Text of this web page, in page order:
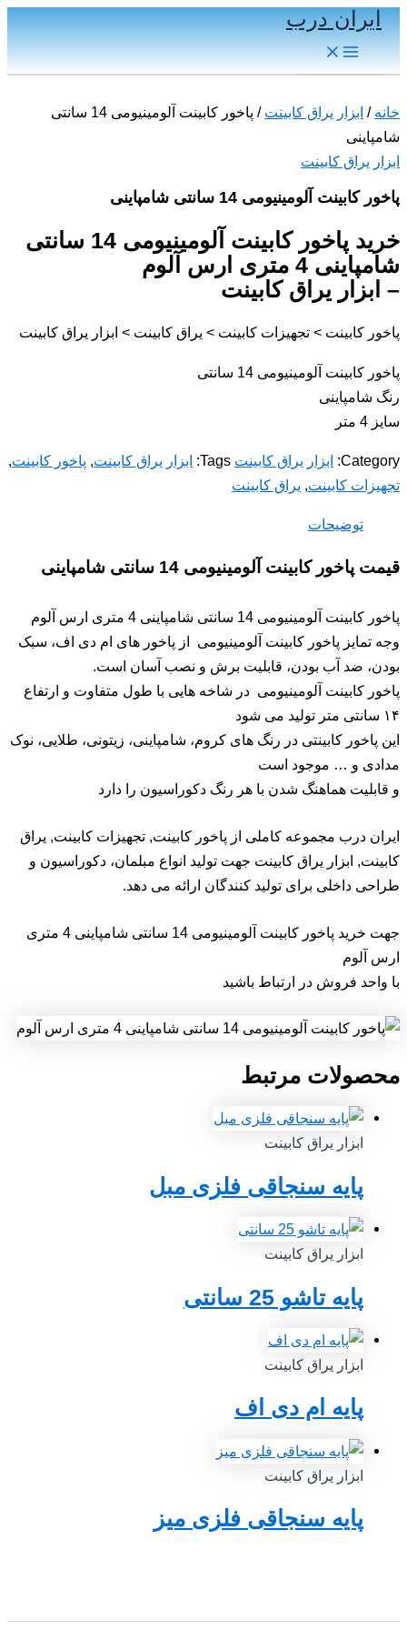
پرش
به
محتوا
ایران درب
Main
Menu
خانه / ابزار یراق کابینت
/ پاخور کابینت آلومینیومی 14 سانتی
شامپاینی
ابزار یراق کابینت
پاخور کابینت آلومینیومی 14 سانتی شامپاینی
خرید پاخور کابینت آلومینیومی 14 سانتی
شامپاینی 4 متری ارس آلوم
– ابزار یراق کابینت
پاخور کابینت > تجهیزات کابینت > یراق کابینت > ابزار یراق کابینت
پاخور کابینت آلومینیومی 14 سانتی
رنگ شامپاینی
سایز 4 متر
Category: ابزار یراق کابینت Tags: ابزار یراق کابینت, پاخور کابینت,
تجهیزات کابینت, یراق کابینت
توضیحات
قیمت پاخور کابینت آلومینیومی 14 سانتی شامپاینی
پاخور کابینت آلومینیومی 14 سانتی شامپاینی 4 متری ارس آلوم
وجه تمایز پاخور کابینت آلومینیومی از پاخور های ام دی اف، سبک
بودن، ضد آب بودن، قابلیت برش و نصب آسان است.
پاخور کابینت آلومینیومی در شاخه هایی با طول متفاوت و ارتفاع
۱۴ سانتی متر تولید می شود
این پاخور کابینتی در رنگ های کروم، شامپاینی، زیتونی، طلایی، نوک
مدادی و … موجود است
و قابلیت هماهنگ شدن با هر رنگ دکوراسیون را دارد
ایران درب مجموعه کاملی از پاخور کابینت, تجهیزات کابینت, یراق
کابینت, ابزار یراق کابینت جهت تولید انواع مبلمان، دکوراسیون و
طراحی داخلی برای تولید کنندگان ارائه می دهد.
جهت خرید پاخور کابینت آلومینیومی 14 سانتی شامپاینی 4 متری
ارس آلوم
با واحد فروش در ارتباط باشید
محصولات مرتبط
ابزار یراق کابینت
پایه سنجاقی فلزی مبل
ابزار یراق کابینت
پایه تاشو 25 سانتی
ابزار یراق کابینت
پایه ام دی اف
ابزار یراق کابینت
پایه سنجاقی فلزی میز